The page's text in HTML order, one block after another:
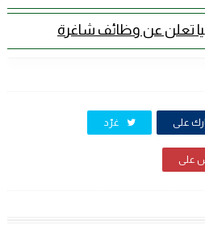
تعلن عن وظائف شاغرة
على غرّد
على